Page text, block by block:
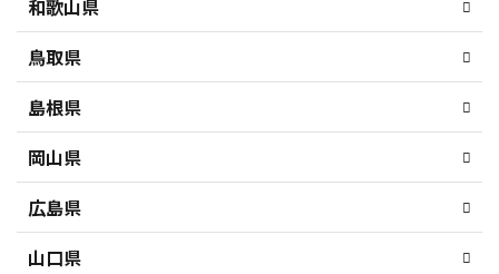
和歌山県
鳥取県
島根県
岡山県
広島県
山口県